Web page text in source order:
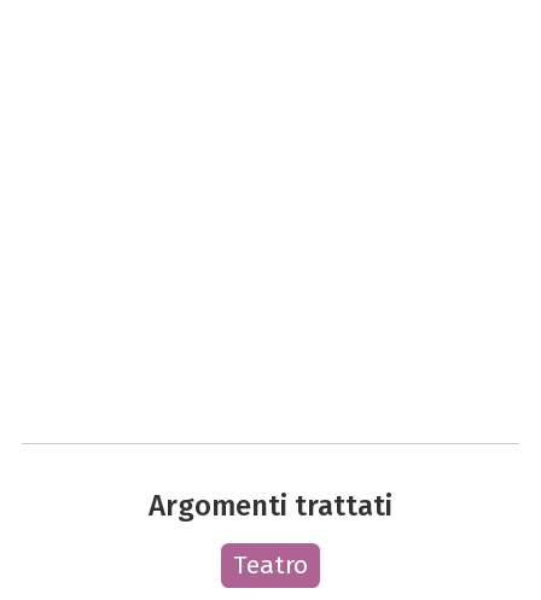
Argomenti trattati
Teatro